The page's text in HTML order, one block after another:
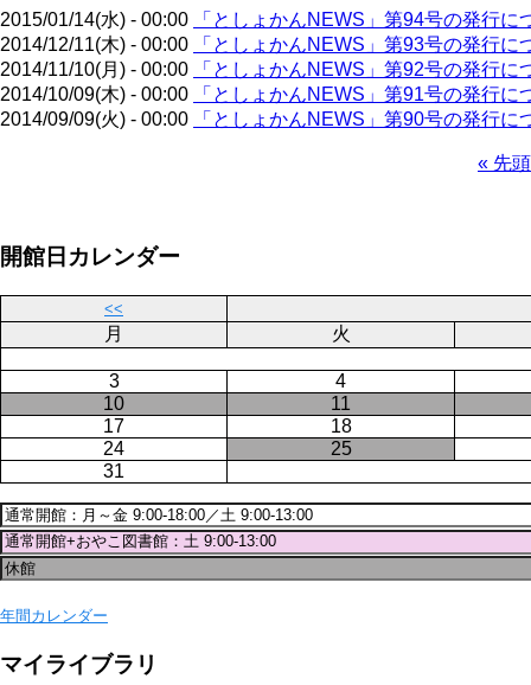
2015/01/14(水) - 00:00
「としょかんNEWS」第94号の発行に
2014/12/11(木) - 00:00
「としょかんNEWS」第93号の発行に
2014/11/10(月) - 00:00
「としょかんNEWS」第92号の発行に
2014/10/09(木) - 00:00
「としょかんNEWS」第91号の発行に
2014/09/09(火) - 00:00
「としょかんNEWS」第90号の発行に
送
先
« 先頭
開館日カレンダー
<<
月 火
3
4
10
11
17
18
24
25
31
年間カレンダー
マイライブラリ